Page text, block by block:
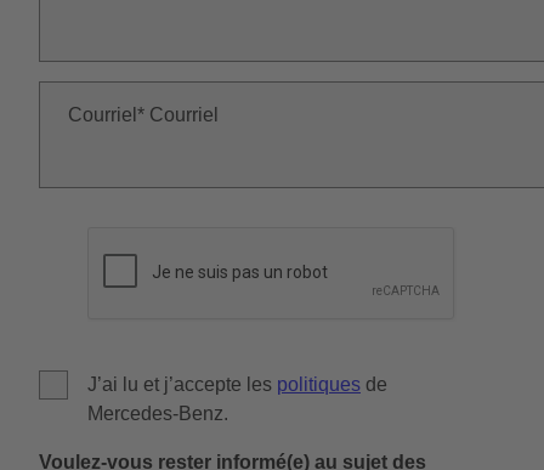
Courriel Courriel
J’ai lu et j’accepte les politiques de
Mercedes-Benz.
Voulez-vous rester informé(e) au sujet des